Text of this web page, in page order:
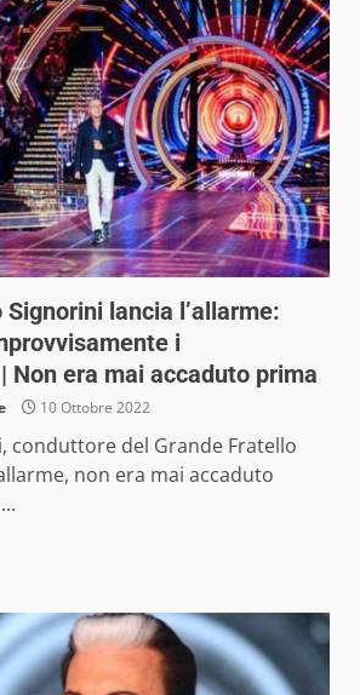
lancia l’allarme:
i
Non era mai accaduto prima
10 Ottobre 2022
conduttore del Grande Fratello
non era mai accaduto